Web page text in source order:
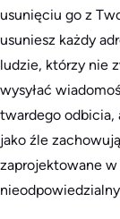
usunięciu go z
usuniesz każdy
ludzie, którzy nie
wysyłać
twardego odbicia,
jako źle
zaprojektowane